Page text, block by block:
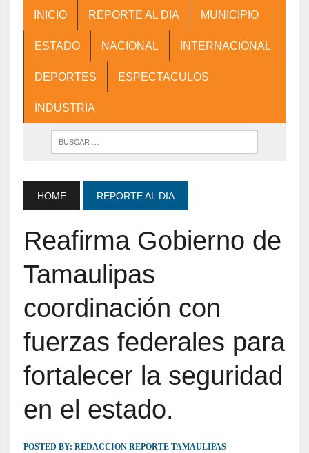
INICIO REPORTE AL DIA MUNICIPIO
ESTADO NACIONAL INTERNACIONAL
DEPORTES ESPECTACULOS
INDUSTRIA
HOME REPORTE AL DIA
Reafirma Gobierno de
Tamaulipas
coordinación con
fuerzas federales para
fortalecer la seguridad
en el estado.
POSTED BY: REDACCION REPORTE TAMAULIPAS